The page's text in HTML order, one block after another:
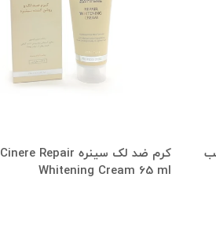
کرم ضد لک سینره Cinere Repair
Whitening Cream 65 ml